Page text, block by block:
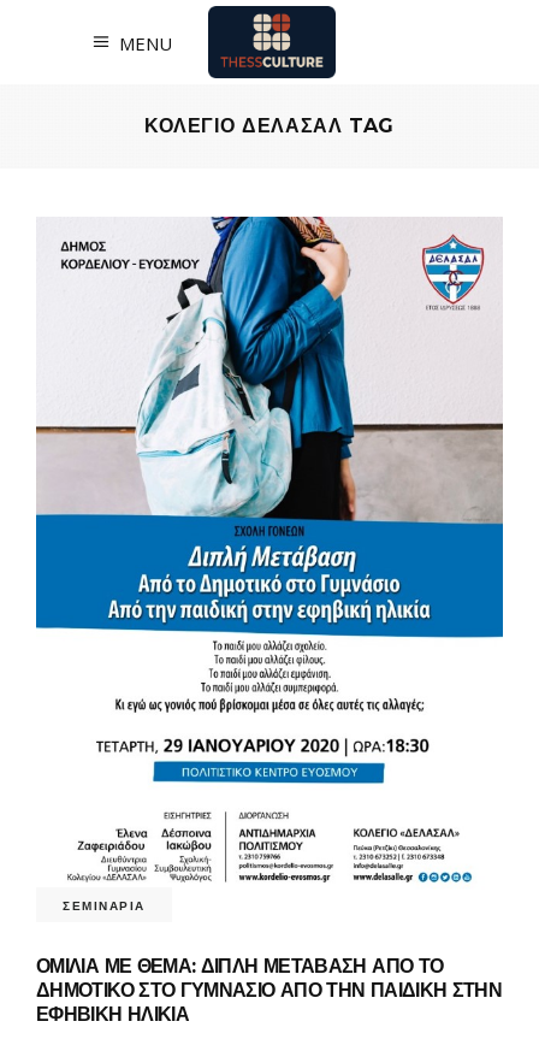
MENU
ΚΟΛΕΓΙΟ ΔΕΛΑΣΑΛ TAG
ΣΕΜΙΝΑΡΙΑ
ΟΜΙΛΙΑ ΜΕ ΘΕΜΑ: ΔΙΠΛΗ ΜΕΤΑΒΑΣΗ ΑΠΟ ΤΟ
ΔΗΜΟΤΙΚΟ ΣΤΟ ΓΥΜΝΑΣΙΟ ΑΠΟ ΤΗΝ ΠΑΙΔΙΚΗ ΣΤΗΝ
ΕΦΗΒΙΚΗ ΗΛΙΚΙΑ